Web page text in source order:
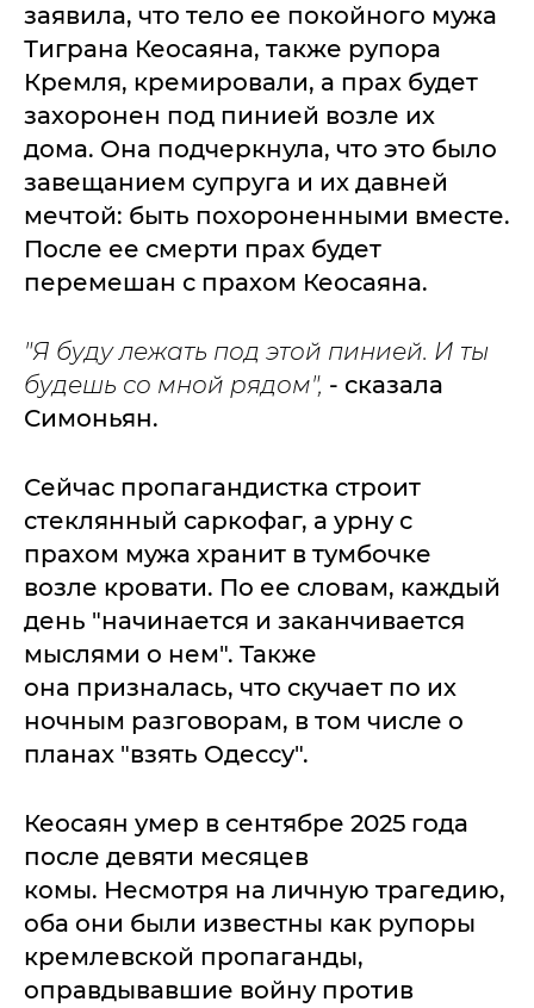
заявила, что тело ее покойного мужа
Тиграна Кеосаяна, также рупора
Кремля, кремировали, а прах будет
захоронен под пинией возле их
дома. Она подчеркнула, что это было
завещанием супруга и их давней
мечтой: быть похороненными вместе.
После ее смерти прах будет
перемешан с прахом Кеосаяна.
"Я буду лежать под этой пинией. И ты
будешь со мной рядом", - сказала
Симоньян.
Сейчас пропагандистка строит
стеклянный саркофаг, а урну с
прахом мужа хранит в тумбочке
возле кровати. По ее словам, каждый
день "начинается и заканчивается
мыслями о нем". Также
она призналась, что скучает по их
ночным разговорам, в том числе о
планах "взять Одессу".
Кеосаян умер в сентябре 2025 года
после девяти месяцев
комы. Несмотря на личную трагедию,
оба они были известны как рупоры
кремлевской пропаганды,
оправдывавшие войну против